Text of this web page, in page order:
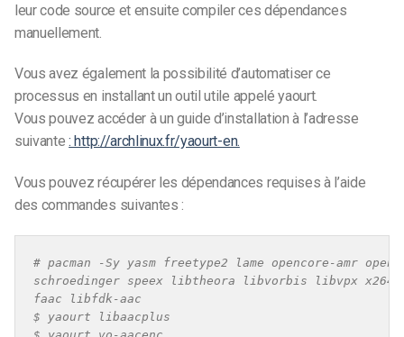
leur code source et ensuite compiler ces dépendances
manuellement.
Vous avez également la possibilité d’automatiser ce
processus en installant un outil utile appelé yaourt.
Vous pouvez accéder à un guide d’installation à l’adresse
suivante: http://archlinux.fr/yaourt-en.
Vous pouvez récupérer les dépendances requises à l’aide
des commandes suivantes :
# pacman -Sy yasm freetype2 lame opencore-amr
schroedinger speex libtheora libvorbis libvpx x264
faac libfdk-aac
$ yaourt libaacplus